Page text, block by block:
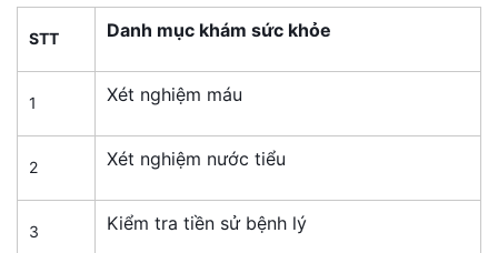
STT Danh mục khám sức khỏe
1 Xét nghiệm máu
2 Xét nghiệm nước tiểu
3 Kiểm tra tiền sử bệnh lý